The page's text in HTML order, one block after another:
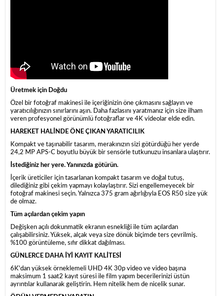
Üretmek için Doğdu
Özel bir fotoğraf makinesi ile içeriğinizin öne çıkmasını sağlayın ve
yaratıcılığınızın sınırlarını aşın. Daha fazlasını yaratmanız için size ilham
veren profesyonel görünümlü fotoğraflar ve 4K videolar elde edin.
HAREKET HALİNDE ÖNE ÇIKAN YARATICILIK
Kompakt ve taşınabilir tasarım, merakınızın sizi götürdüğü her yerde
24,2 MP APS-C boyutlu büyük bir sensörle tutkunuzu insanlara ulaştırır.
İstediğiniz her yere. Yanınızda götürün.
İçerik üreticiler için tasarlanan kompakt tasarım ve doğal tutuş,
dilediğiniz gibi çekim yapmayı kolaylaştırır. Sizi engellemeyecek bir
fotoğraf makinesi seçin. Yalnızca 375 gram ağırlığıyla EOS R50 size yük
de olmaz.
Tüm açılardan çekim yapın
Değişken açılı dokunmatik ekranın esnekliği ile tüm açılardan
çalışabilirsiniz. Yüksek, alçak veya size dönük biçimde ters çevrilmiş.
%100 görüntüleme, sıfır dikkat dağılması.
GÜNLERCE DAHA İYİ KAYIT KALİTESİ
6K'dan yüksek örneklemeli UHD 4K 30p video ve video başına
maksimum 1 saat2 kayıt süresi ile film yapım becerilerinizi üstün
ayrıntılar kullanarak geliştirin. Hem nitelik hem de nicelik sunar.